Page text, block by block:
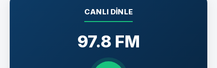
CANLI DINLE
97.8 FM